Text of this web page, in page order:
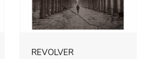
REVOLVER